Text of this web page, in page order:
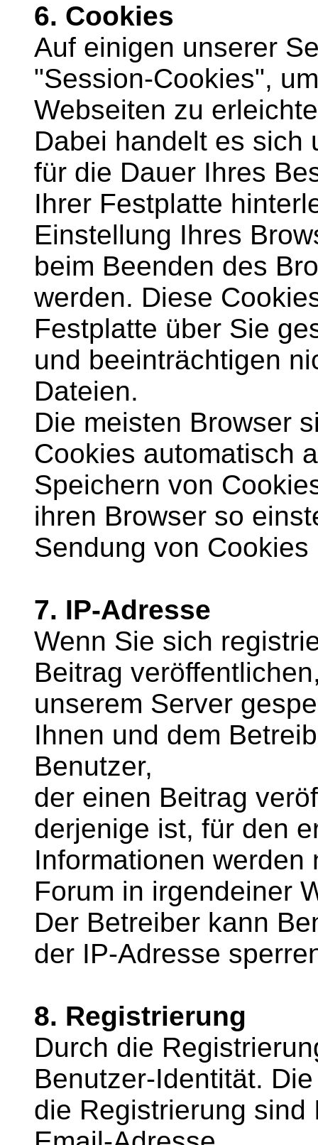
6. Cookies
Auf einigen unserer
"Session-Cookies",
Webseiten zu
Dabei handelt es sich
für die Dauer Ihres
Ihrer Festplatte
Einstellung Ihres
beim Beenden des
werden. Diese
Festplatte über Sie
und beeinträchtigen
Dateien.
Die meisten Browser
Cookies automatisch
Speichern von
ihren Browser so
Sendung von Cookies
7. IP-Adresse
Wenn Sie sich
Beitrag
unserem Server
Ihnen und dem
Benutzer,
der einen Beitrag
derjenige ist, für den
Informationen
Forum in irgendeiner
Der Betreiber kann
der IP-Adresse
8. Registrierung
Durch die
Benutzer-Identität.
die Registrierung sind